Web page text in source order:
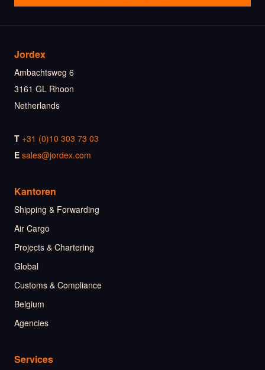
Jordex
Ambachtsweg 6
3161 GL Rhoon
Netherlands
T +31 (0)10 303 73 03
E sales@jordex.com
Kantoren
Shipping & Forwarding
Air Cargo
Projects & Chartering
Global
Customs & Compliance
Belgium
Agencies
Services